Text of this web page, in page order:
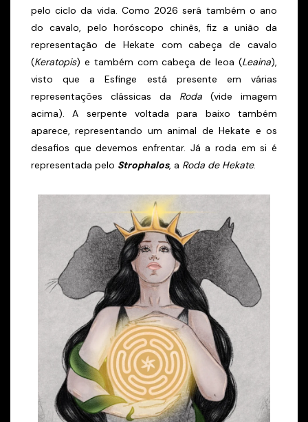
pelo ciclo da vida. Como 2026 será também o ano
do cavalo, pelo horóscopo chinês, fiz a união da
representação de Hekate com cabeça de cavalo
(Keratopis) e também com cabeça de leoa (Leaina),
visto que a Esfinge está presente em várias
representações clássicas da Roda (vide imagem
acima). A serpente voltada para baixo também
aparece, representando um animal de Hekate e os
desafios que devemos enfrentar. Já a roda em si é
representada pelo Strophalos, a Roda de Hekate.